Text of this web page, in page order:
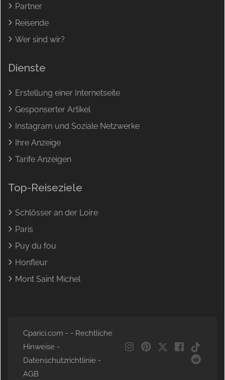
Partner
Reisende
Wer sind wir?
Dienste
Erstellung einer Internetseite
Gesponserter Artikel
Instagram und Soziale Netzwerke
Ihre Anzeige
Tarife Anzeigen
Top-Reiseziele
Schlösser an der Loire
Paris
Puy du fou
Honfleur
Mont Saint Michel
Cparici.com - - Rechtliche
Hinweise -
Datenschutzrichtlinie -
AGB
NL